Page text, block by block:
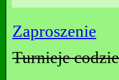
Zaproszenie
Turnieje